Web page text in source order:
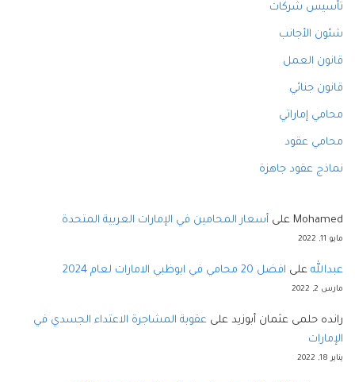
تأسيس شركات
شئون الأجانب
قانون العمل
قانون جنائي
محامي إماراتي
محامي عقود
نماذج عقود جاهزة
Mohamed على أسعار المحامين في الإمارات العربية المتحدة
مايو 11, 2022
عبدالله على افضل 20 محامي في ابوظبي الامارات لعام 2024
مارس 2, 2022
رانده حلمى عثمان أبوزيد على عقوبة المشاجرة الاعتداء الجسدي في
الإمارات
يناير 18, 2022